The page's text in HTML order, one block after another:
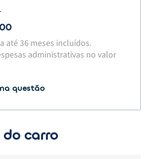
até 36 meses incluídos.
administrativas no valor
questão
carro